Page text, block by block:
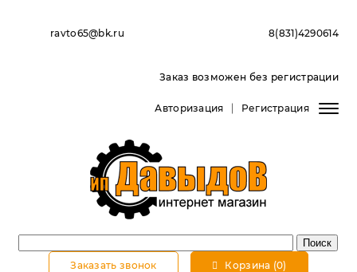
ravto65@bk.ru 8(831)4290614
Заказ возможен без регистрации
Авторизация Регистрация
Заказать звонок Корзина (0)